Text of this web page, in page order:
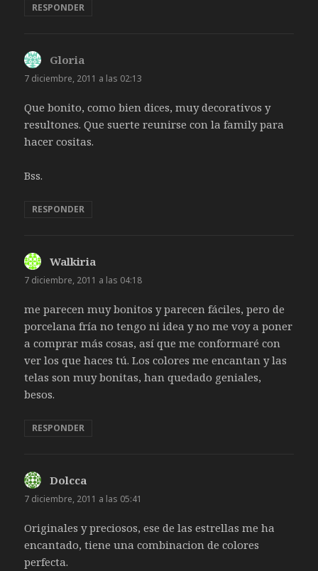
RESPONDER
Gloria
7 diciembre, 2011 a las 02:13
Que bonito, como bien dices, muy decorativos y
resultones. Que suerte reunirse con la family para
hacer cositas.
Bss.
RESPONDER
Walkiria
7 diciembre, 2011 a las 04:18
me parecen muy bonitos y parecen fáciles, pero de
porcelana fría no tengo ni idea y no me voy a poner
a comprar más cosas, así que me conformaré con
ver los que haces tú. Los colores me encantan y las
telas son muy bonitas, han quedado geniales,
besos.
RESPONDER
Dolcca
7 diciembre, 2011 a las 05:41
Originales y preciosos, ese de las estrellas me ha
encantado, tiene una combinacion de colores
perfecta.